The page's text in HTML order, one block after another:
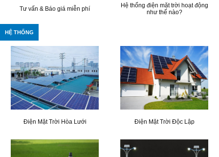
Tư vấn & Báo giá miễn phí
Hệ thống điện mặt trời hoạt động
như thế nào?
HỆ THỐNG
Điện Mặt Trời Hòa Lưới Điện Mặt Trời Độc Lập